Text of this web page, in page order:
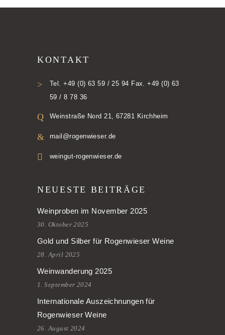
KONTAKT
Tel. +49 (0) 63 59 / 25 94 Fax. +49 (0) 63
59 / 8 78 36
Weinstraße Nord 21, 67281 Kirchheim
mail@rogenwieser.de
weingut-rogenwieser.de
NEUESTE BEITRÄGE
Weinproben im November 2025
30. Oktober 2025
Gold und Silber für Rogenwieser Weine
28. April 2025
Weinwanderung 2025
1. September 2024
Internationale Auszeichnungen für
Rogenwieser Weine
26. August 2024